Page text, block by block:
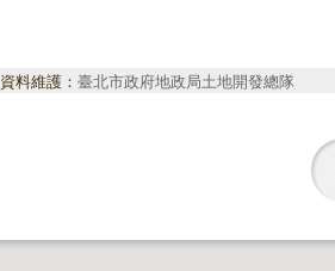
資料維護： 臺北市政府地政局土地開發總隊